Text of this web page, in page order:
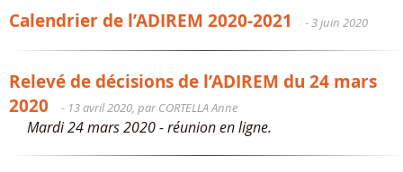
Calendrier de l’ADIREM 2020-2021 - 3 juin 2020
Relevé de décisions de l’ADIREM du 24 mars
2020
- 13 avril 2020, par CORTELLA Anne
Mardi 24 mars 2020 - réunion en ligne.